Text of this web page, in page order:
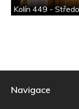
Kolín 449 -
Navigace